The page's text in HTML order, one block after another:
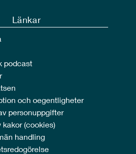
Länkar
podcast
och oegentligheter
personuppgifter
kakor (cookies)
handling